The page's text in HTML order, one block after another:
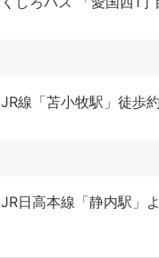
JR線「苫小牧駅」徒歩
JR日高本線「静内駅」